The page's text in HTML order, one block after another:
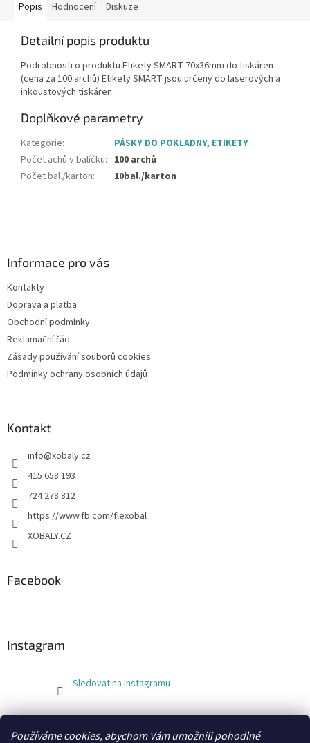
Používáme cookies, abychom Vám umožnili pohodlné
Popis Hodnocení Diskuze
Detailní popis produktu
Podrobnosti o produktu Etikety SMART 70x36mm do tiskáren
(cena za 100 archů) Etikety SMART jsou určeny do laserových a
inkoustových tiskáren.
Doplňkové parametry
Kategorie:
PÁSKY DO POKLADNY, ETIKETY
Počet achů v balíčku: 100 archů
Počet bal./karton: 10bal./karton
Informace pro vás
Kontakty
Doprava a platba
Obchodní podmínky
Reklamační řád
Zásady používání souborů cookies
Podmínky ochrany osobních údajů
Kontakt
info@xobaly.cz
415 658 193
724 278 812
https://www.fb.com/flexobal
XOBALY.CZ
Facebook
Instagram
Sledovat na Instagramu